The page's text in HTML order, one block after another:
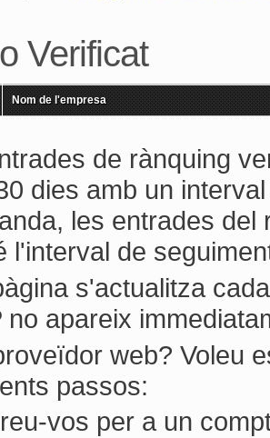
Verificat
Nom de l'empresa
de rànquing
dies amb un
les entrades
l'interval de
s'actualitza
no apareix
web? Voleu
passos:
vos per a un